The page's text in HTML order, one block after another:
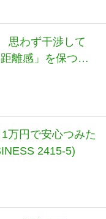
思わず干渉して
離感」を保つコ
万円で安心つみた
2415-5)